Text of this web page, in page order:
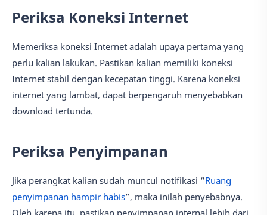
Periksa Koneksi Internet
Memeriksa koneksi Internet adalah upaya pertama yang
perlu kalian lakukan. Pastikan kalian memiliki koneksi
Internet stabil dengan kecepatan tinggi. Karena koneksi
internet yang lambat, dapat berpengaruh menyebabkan
download tertunda.
Periksa Penyimpanan
Jika perangkat kalian sudah muncul notifikasi “Ruang
penyimpanan hampir habis”, maka inilah penyebabnya.
Oleh karena itu, pastikan penyimpanan internal lebih dari